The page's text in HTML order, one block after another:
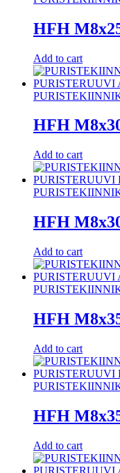
HFH
Add to cart
HFH
Add to cart
HFH
Add to cart
HFH
Add to cart
HFH
Add to cart